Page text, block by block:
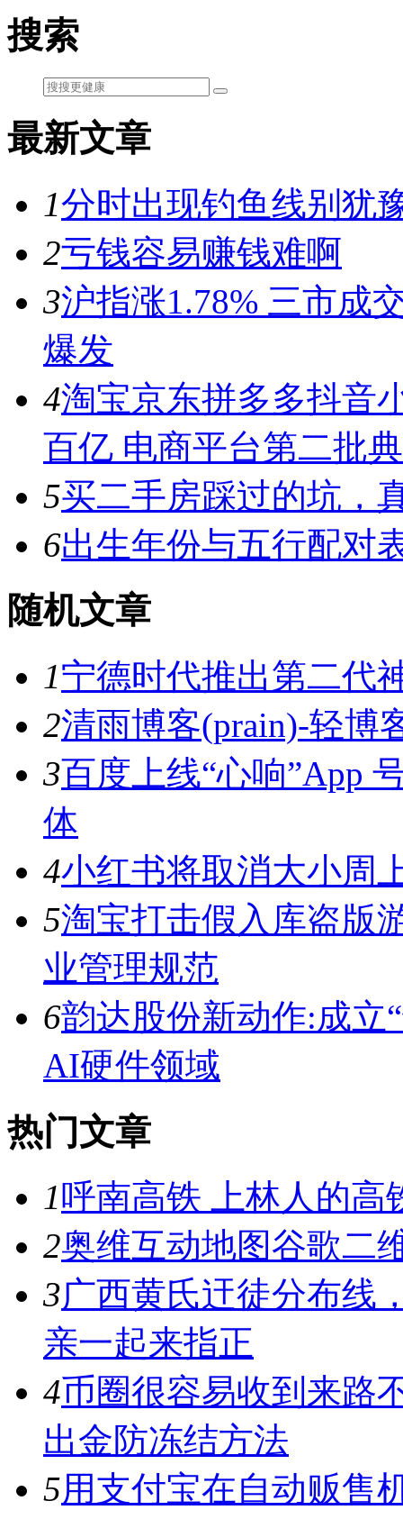
搜索
最新文章
1分时出现钓鱼线别犹
2亏钱容易赚钱难啊
3沪指涨1.78% 三市成
爆发
4淘宝京东拼多多抖音
百亿 电商平台第二批
5买二手房踩过的坑，
6出生年份与五行配对
随机文章
1宁德时代推出第二代
2清雨博客(prain)-轻博
3百度上线“心响”App
体
4小红书将取消大小周
5淘宝打击假入库盗版
业管理规范
6韵达股份新动作:成立
AI硬件领域
热门文章
1呼南高铁 上林人的高
2奥维互动地图谷歌二
3广西黄氏迀徒分布线
亲一起来指正
4币圈很容易收到来路
出金防冻结方法
5用支付宝在自动贩售